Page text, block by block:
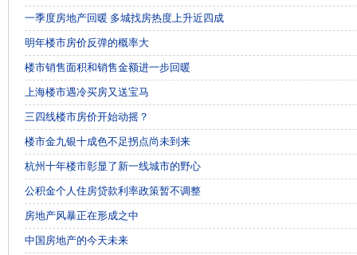
一季度房地产回暖 多城找房热度上升近四成
明年楼市房价反弹的概率大
楼市销售面积和销售金额进一步回暖
上海楼市遇冷买房又送宝马
三四线楼市房价开始动摇？
楼市金九银十成色不足拐点尚未到来
杭州十年楼市彰显了新一线城市的野心
公积金个人住房贷款利率政策暂不调整
房地产风暴正在形成之中
中国房地产的今天未来